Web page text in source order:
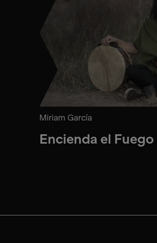
Miriam García
Encienda el Fuego